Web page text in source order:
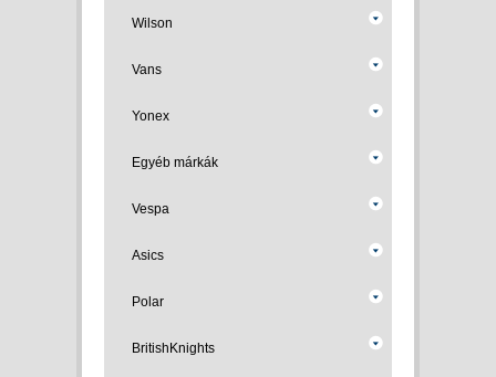
Wilson
Vans
Yonex
Egyéb márkák
Vespa
Asics
Polar
BritishKnights